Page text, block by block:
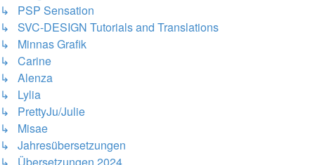
↳ PSP Sensation
↳ SVC-DESIGN Tutorials and Translations
↳ Minnas Grafik
↳ Carine
↳ Alenza
↳ Lylia
↳ PrettyJu/Julie
↳ Misae
↳ Jahresübersetzungen